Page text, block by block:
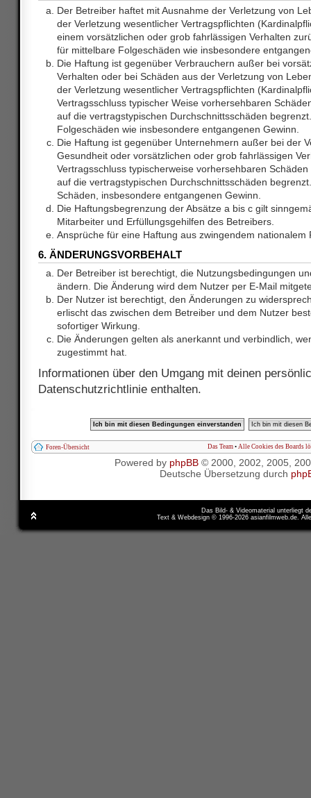
Der Betreiber haftet mit Ausnahme der Verletzung von
der Verletzung wesentlicher Vertragspflichten
einem vorsätzlichen oder grob fahrlässigen Verhalten
für mittelbare Folgeschäden wie insbesondere
Die Haftung ist gegenüber Verbrauchern außer bei
Verhalten oder bei Schäden aus der Verletzung von
der Verletzung wesentlicher Vertragspflichten
Vertragsschluss typischer Weise vorhersehbaren
auf die vertragstypischen Durchschnittsschäden
Folgeschäden wie insbesondere entgangenen Gewinn.
Die Haftung ist gegenüber Unternehmern außer bei der
Gesundheit oder vorsätzlichen oder grob fahrlässigen
Vertragsschluss typischerweise vorhersehbaren
auf die vertragstypischen Durchschnittsschäden
Schäden, insbesondere entgangenen Gewinn.
Die Haftungsbegrenzung der Absätze a bis c gilt
Mitarbeiter und Erfüllungsgehilfen des Betreibers.
Ansprüche für eine Haftung aus zwingendem nationalem
6. ÄNDERUNGSVORBEHALT
Der Betreiber ist berechtigt, die Nutzungsbedingungen
ändern. Die Änderung wird dem Nutzer per E-Mail
Der Nutzer ist berechtigt, den Änderungen zu
erlischt das zwischen dem Betreiber und dem Nutzer
sofortiger Wirkung.
Die Änderungen gelten als anerkannt und verbindlich,
zugestimmt hat.
Informationen über den Umgang mit deinen
Datenschutzrichtlinie enthalten.
Foren-Übersicht Das Team • Alle Cookies des Boards
Powered by phpBB© 2000, 2002, 2005,
Deutsche Übersetzung durch
Das Bild- & Videomaterial unterliegt
Text & Webdesign © 1996-2026 asianfilmweb.de.